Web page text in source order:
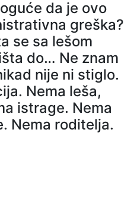
da je ovo
greška?
se sa lešom
do… Ne znam
nije ni stiglo.
Nema leša,
istrage. Nema
Nema roditelja.